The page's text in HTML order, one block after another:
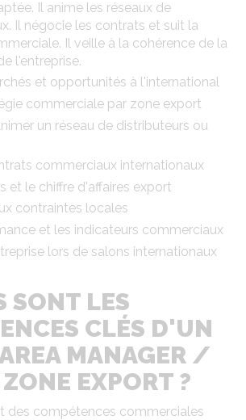
Il anime les réseaux de
Il négocie les contrats et suit la
Il veille à la cohérence de la
l'entreprise.
et opportunités à l'international
commerciale par zone export
un réseau de distributeurs ou
commerciaux internationaux
et le chiffre d'affaires export
contraintes locales
et les indicateurs commerciaux
lors de salons internationaux
SONT LES
CLÉS D'UN
MANAGER /
EXPORT ?
des compétences commerciales